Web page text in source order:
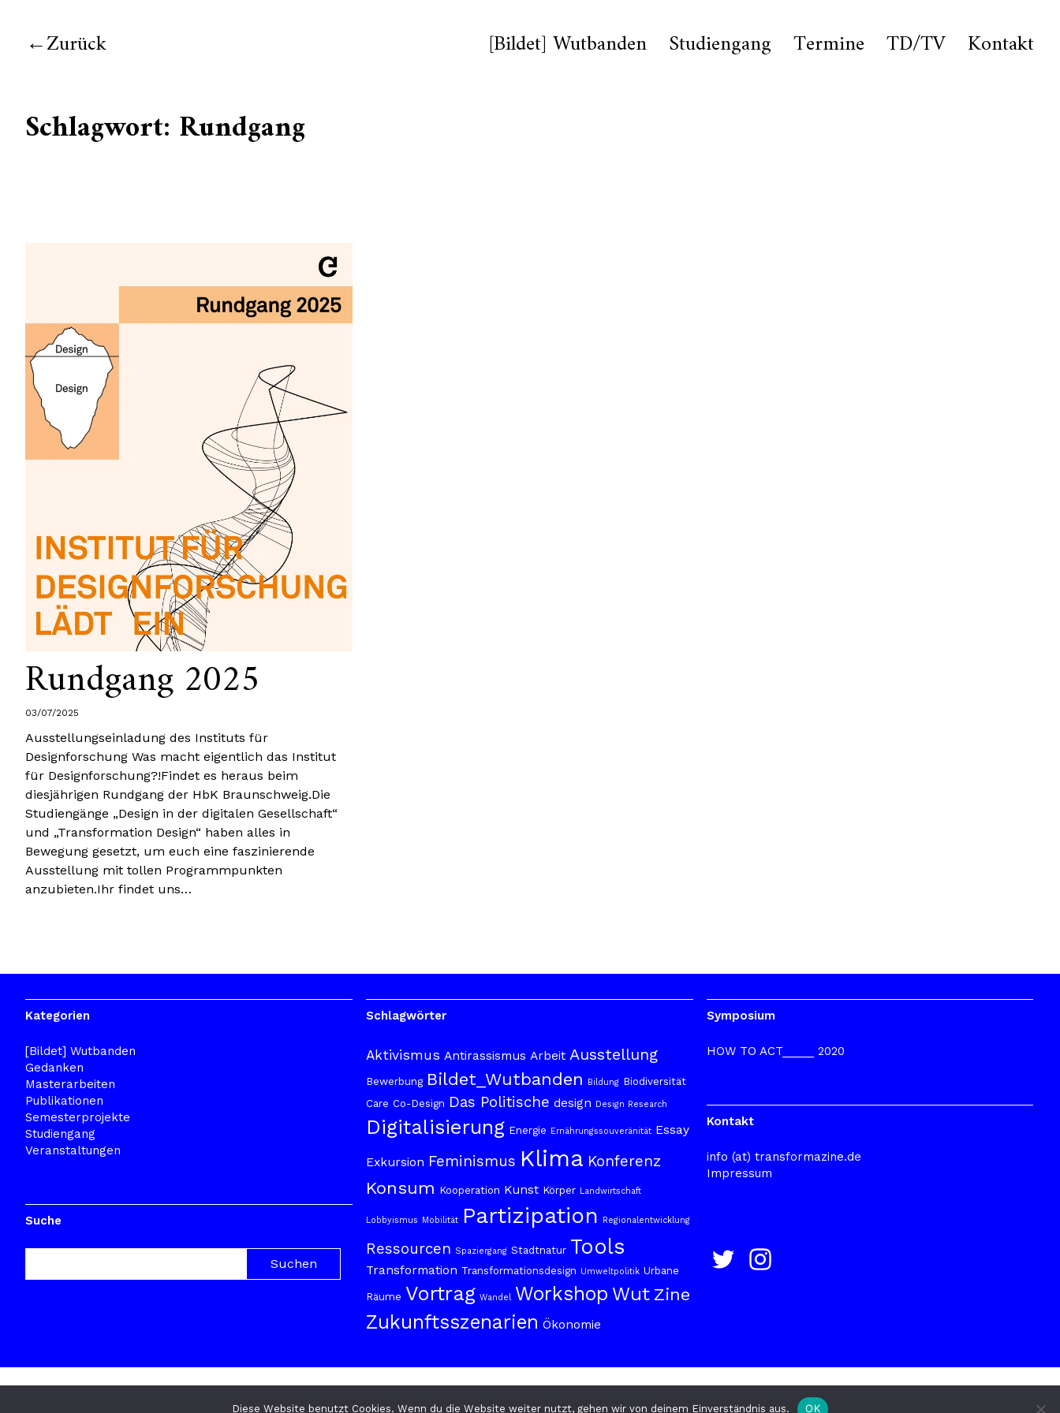
Zurück [Bildet] Wutbanden Studiengang Termine TD/TV Kontakt
Schlagwort: Rundgang
Rundgang 2025
03/07/2025
Ausstellungseinladung des Instituts für
Designforschung Was macht eigentlich das Institut
für Designforschung?!Findet es heraus beim
diesjährigen Rundgang der HbK Braunschweig.Die
Studiengänge „Design in der digitalen Gesellschaft“
und „Transformation Design“ haben alles in
Bewegung gesetzt, um euch eine faszinierende
Ausstellung mit tollen Programmpunkten
anzubieten.Ihr findet uns…
Kategorien
[Bildet] Wutbanden
Gedanken
Masterarbeiten
Publikationen
Semesterprojekte
Studiengang
Veranstaltungen
Suche
Schlagwörter
Aktivismus Antirassismus Arbeit Ausstellung
Bewerbung Bildet_Wutbanden Bildung Biodiversität
Care Co-Design Das Politische design Design Research
Digitalisierung Energie Ernährungssouveränität Essay
Exkursion Feminismus Klima Konferenz
Konsum Kooperation Kunst Körper Landwirtschaft
Lobbyismus Mobilität Partizipation Regionalentwicklung
Ressourcen Spaziergang Stadtnatur Tools
Transformation Transformationsdesign Umweltpolitik Urbane
Räume Vortrag Wandel Workshop Wut Zine
Zukunftsszenarien Ökonomie
Symposium
HOW TO ACT_____ 2020
Kontakt
info (at) transformazine.de
Impressum
Datenschutz
Diese Website benutzt Cookies. Wenn du die Website weiter nutzt, gehen wir von deinem Einverständnis aus. OK